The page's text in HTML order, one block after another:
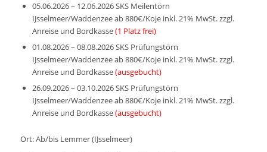
05.06.2026 – 12.06.2026 SKS Meilentörn
IJsselmeer/Waddenzee ab 880€/Koje inkl. 21% MwSt. zzgl.
Anreise und Bordkasse(1 Platz frei)
01.08.2026 – 08.08.2026 SKS Prüfungstörn
IJsselmeer/Waddenzee ab 880€/Koje inkl. 21% MwSt. zzgl.
Anreise und Bordkasse(ausgebucht)
26.09.2026 – 03.10.2026 SKS Prüfungstörn
IJsselmeer/Waddenzee ab 880€/Koje inkl. 21% MwSt. zzgl.
Anreise und Bordkasse(ausgebucht)
Ort: Ab/bis Lemmer (IJsselmeer)